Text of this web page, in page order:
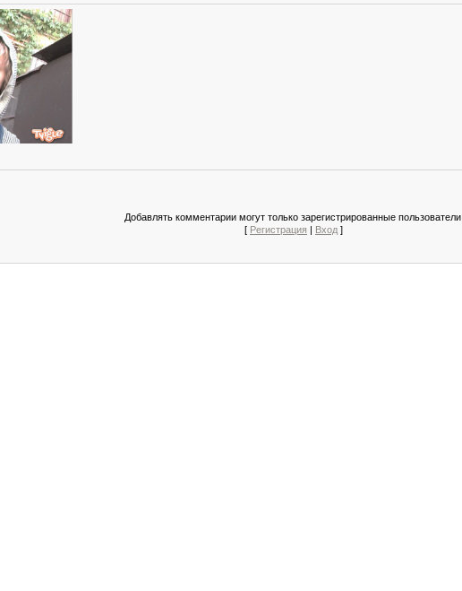
Добавлять комментарии могут только зарегистрированные пользователи.
[ Регистрация | Вход ]